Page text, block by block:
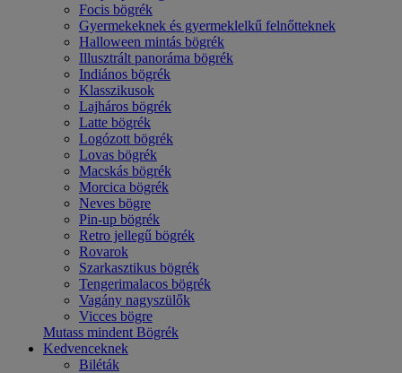
Focis bögrék
Gyermekeknek és gyermeklelkű felnőtteknek
Halloween mintás bögrék
Illusztrált panoráma bögrék
Indiános bögrék
Klasszikusok
Lajháros bögrék
Latte bögrék
Logózott bögrék
Lovas bögrék
Macskás bögrék
Morcica bögrék
Neves bögre
Pin-up bögrék
Retro jellegű bögrék
Rovarok
Szarkasztikus bögrék
Tengerimalacos bögrék
Vagány nagyszülők
Vicces bögre
Mutass mindent Bögrék
Kedvenceknek
Biléták